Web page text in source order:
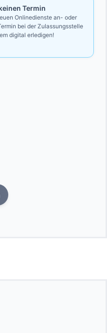
Termin
Onlinedienste an- oder
bei der Zulassungsstelle
digital erledigen!